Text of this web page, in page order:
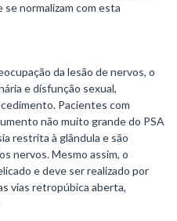
normalizam com esta
da lesão de nervos, o
e disfunção sexual,
Pacientes com
não muito grande do PSA
restrita à glândula e são
nervos. Mesmo assim, o
e deve ser realizado por
vias retropúbica aberta,